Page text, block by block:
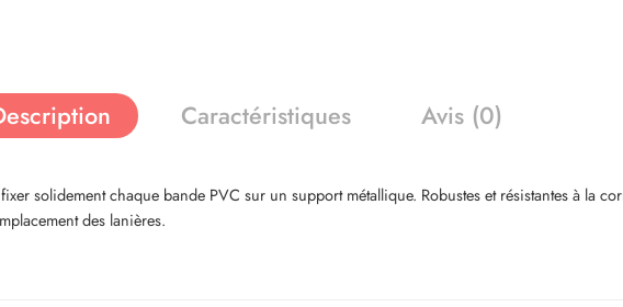
Caractéristiques Avis (0)
solidement chaque bande PVC sur un support métallique. Robustes et résistantes à la
des lanières.